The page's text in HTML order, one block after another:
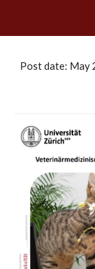
Post date: May